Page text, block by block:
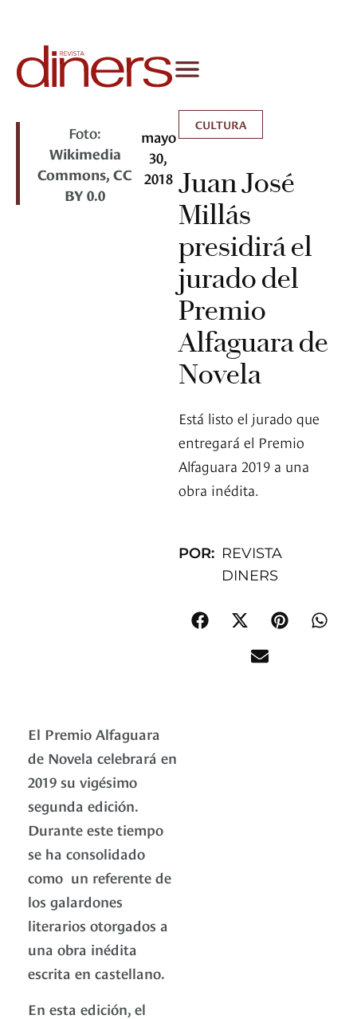
Foto:
Wikimedia
Commons, CC
BY 0.0
mayo
30,
2018
CULTURA
Juan José
Millás
presidirá el
jurado del
Premio
Alfaguara de
Novela
Está listo el jurado que
entregará el Premio
Alfaguara 2019 a una
obra inédita.
POR: REVISTA
DINERS
El Premio Alfaguara
de Novela celebrará en
2019 su vigésimo
segunda edición.
Durante este tiempo
se ha consolidado
como un referente de
los galardones
literarios otorgados a
una obra inédita
escrita en castellano.
En esta edición, el